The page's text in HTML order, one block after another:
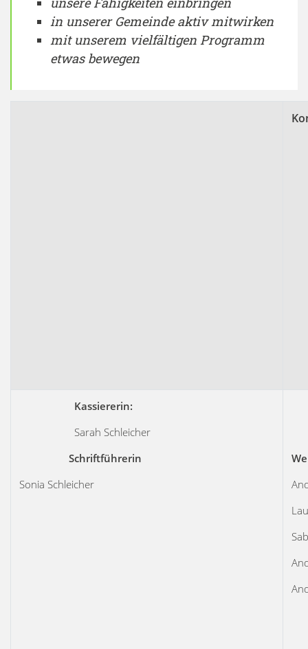
in unserer Gemeinde aktiv mitwirken
mit unserem vielfältigen Programm
etwas bewegen
Kassiererin:
Sarah Schleicher
Schriftführerin
Sonia Schleicher